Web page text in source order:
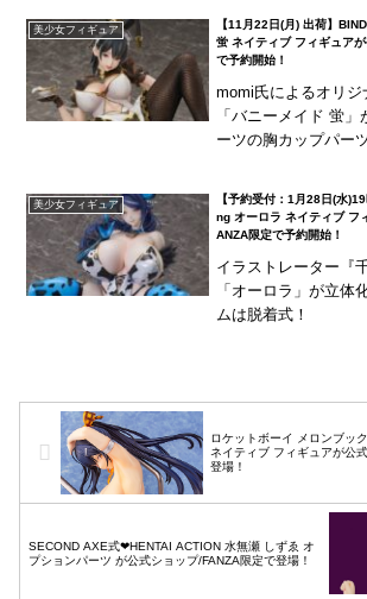
美少女フィギュア
【11月22日(月) 出荷】
蛍 ネイティブ フィギュア
で予約開始！
momi氏によるオリ
「バニーメイド 蛍
ーツの胸カップパー
美少女フィギュア
【予約受付：1月28日(水
ng オーロラ ネイティブ フ
ANZA限定で予約開始！
イラストレーター『
「オーロラ」が立体
ムは脱着式！
ロケットボーイ メロンブッ
ネイティブ フィギュアが公
登場！
SECOND AXE式❤HENTAI ACTION 水無瀬 しずゑ オ
プションパーツ が公式ショップ/FANZA限定で登場！